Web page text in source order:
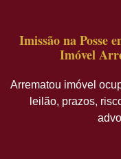
Imissão na Posse
Imóvel
Arrematou imóvel
leilão, prazos,